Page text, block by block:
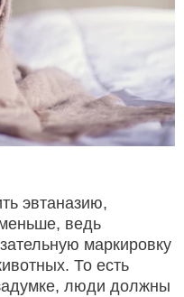
эвтаназию,
ведь
маркировку
То есть
люди должны